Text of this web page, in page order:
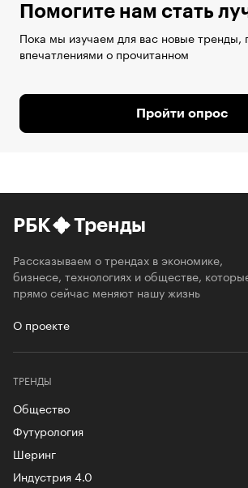
Помогите нам стать
Пока мы изучаем для вас новые тренды,
впечатлениями о прочитанном
Пройти опрос
РБК Тренды
Рассказываем о трендах в экономике,
бизнесе, технологиях и обществе,
прямо сейчас меняют нашу жизнь
О проекте
ТРЕНДЫ
Общество
Футурология
Шеринг
Индустрия 4.0